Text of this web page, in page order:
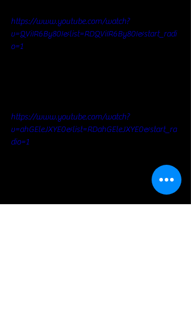
https://www.youtube.com/watch?
v=QViIR6By80I&list=RDQViIR6By80I&start_radi
o=1
https://www.youtube.com/watch?
v=ahGEleJXYE0&list=RDahGEleJXYE0&start_ra
dio=1